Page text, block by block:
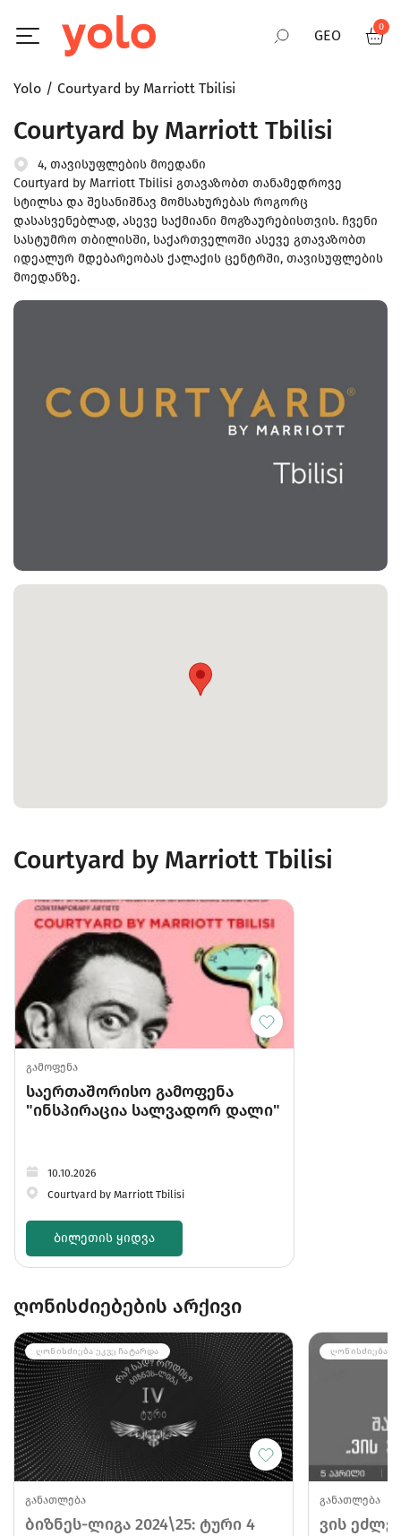
GEO
0
Yolo Courtyard by Marriott Tbilisi
Courtyard by Marriott Tbilisi
4, თავისუფლების მოედანი
Courtyard by Marriott Tbilisi გთავაზობთ თანამედროვე
სტილსა და შესანიშნავ მომსახურებას როგორც
დასასვენებლად, ასევე საქმიანი მოგზაურებისთვის. ჩვენი
სასტუმრო თბილისში, საქართველოში ასევე გთავაზობთ
იდეალურ მდებარეობას ქალაქის ცენტრში, თავისუფლების
მოედანზე.
Courtyard by Marriott Tbilisi
გამოფენა
საერთაშორისო გამოფენა
"ინსპირაცია სალვადორ დალი"
10.10.2026
Courtyard by Marriott Tbilisi
ᲑᲘᲚᲔᲗᲘᲡ ᲧᲘᲓᲕᲐ
ღონისძიებების არქივი
ᲦᲝᲜᲘᲡᲫᲘᲔᲑᲐ ᲣᲙᲕᲔ ᲩᲐᲢᲐᲠᲓᲐ
განათლება
ბიზნეს-ლიგა 2024\25: ტური 4
ᲦᲝᲜᲘᲡᲫᲘᲔᲑᲐ
განათლება
ვის